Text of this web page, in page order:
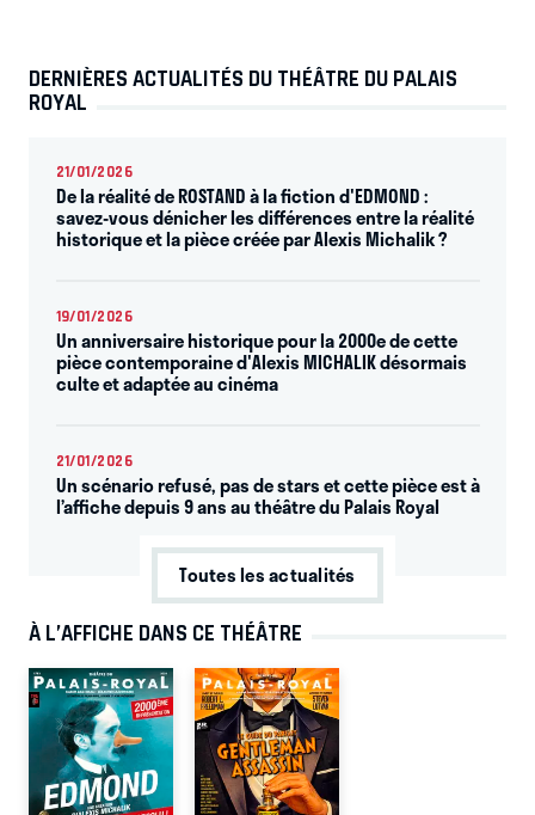
DERNIÈRES ACTUALITÉS DU THÉÂTRE DU PALAIS
ROYAL
21/01/2026
De la réalité de ROSTAND à la fiction d'EDMOND :
savez-vous dénicher les différences entre la réalité
historique et la pièce créée par Alexis Michalik ?
19/01/2026
Un anniversaire historique pour la 2000e de cette
pièce contemporaine d'Alexis MICHALIK désormais
culte et adaptée au cinéma
21/01/2026
Un scénario refusé, pas de stars et cette pièce est à
l’affiche depuis 9 ans au théâtre du Palais Royal
Toutes les actualités
À L’AFFICHE DANS CE THÉÂTRE